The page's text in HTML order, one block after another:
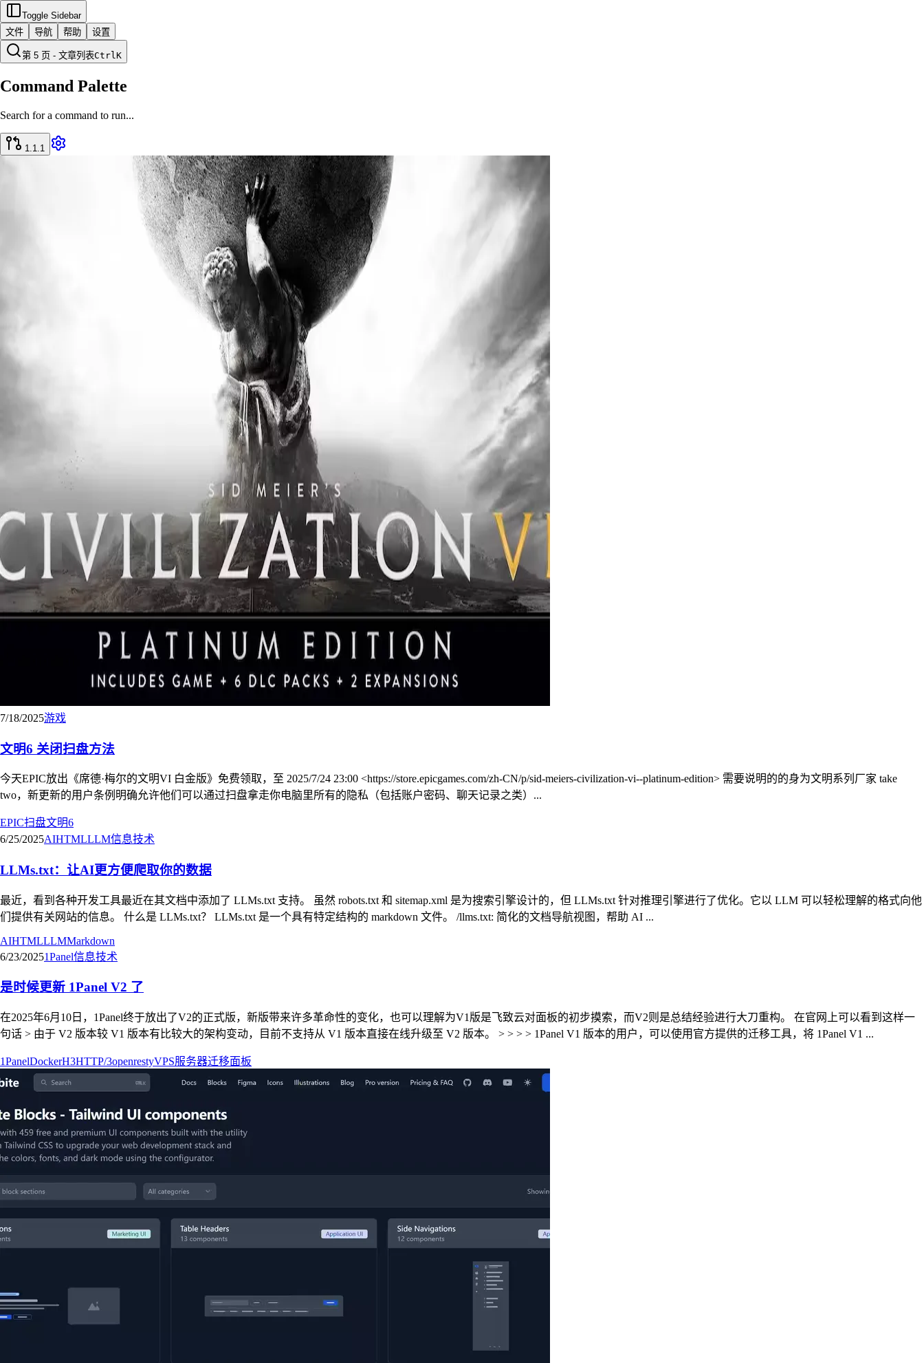
Toggle Sidebar
文件
导航 帮助 设置
第 5 页 - 文章列表CtrlK
Command Palette
Search for a command to run...
1.1.1
7/18/2025游戏
文明6 关闭扫盘方法
今天EPIC放出《席德·梅尔的文明VI 白金版》免费领取，至 2025/7/24 23:00 <https://store.epicgames.com/zh-CN/p/sid-meiers-civilization-vi--platinum-edition> 需要说明的的身为文明系列厂家 take
two，新更新的用户条例明确允许他们可以通过扫盘拿走你电脑里所有的隐私（包括账户密码、聊天记录之类）...
EPIC扫盘文明6
6/25/2025AIHTMLLLM信息技术
LLMs.txt：让AI更方便爬取你的数据
最近，看到各种开发工具最近在其文档中添加了 LLMs.txt 支持。 虽然 robots.txt 和 sitemap.xml 是为搜索引擎设计的，但 LLMs.txt 针对推理引擎进行了优化。它以 LLM 可以轻松理解的格式向他
们提供有关网站的信息。 什么是 LLMs.txt？ LLMs.txt 是一个具有特定结构的 markdown 文件。 /llms.txt: 简化的文档导航视图，帮助 AI ...
AIHTMLLLMMarkdown
6/23/20251Panel信息技术
是时候更新 1Panel V2 了
在2025年6月10日，1Panel终于放出了V2的正式版，新版带来许多革命性的变化，也可以理解为V1版是飞致云对面板的初步摸索，而V2则是总结经验进行大刀重构。 在官网上可以看到这样一
句话 > 由于 V2 版本较 V1 版本有比较大的架构变动，目前不支持从 V1 版本直接在线升级至 V2 版本。 > > > > 1Panel V1 版本的用户，可以使用官方提供的迁移工具，将 1Panel V1 ...
1PanelDockerH3HTTP/3openrestyVPS服务器迁移面板